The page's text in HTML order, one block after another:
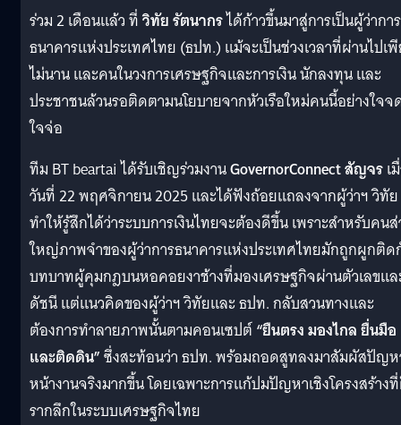
ร่วม 2 เดือนแล้ว ที่วิทัย รัตนากรได้ก้าวขึ้นมาสู่การเป็นผู้ว่าการ
ธนาคารแห่งประเทศไทย (ธปท.) แม้จะเป็นช่วงเวลาที่ผ่านไปเ
ไม่นาน และคนในวงการเศรษฐกิจและการเงิน นักลงทุน และ
ประชาชนล้วนรอติดตามนโยบายจากหัวเรือใหม่คนนี้อย่างใจจ
ใจจ่อ
ทีม BT beartai ได้รับเชิญร่วมงานGovernorConnect สัญจรเ
วันที่ 22 พฤศจิกายน 2025 และได้ฟังถ้อยแถลงจากผู้ว่าฯ วิทัย
ทำให้รู้สึกได้ว่าระบบการเงินไทยจะต้องดีขึ้น เพราะสำหรับคน
ใหญ่ภาพจำของผู้ว่าการธนาคารแห่งประเทศไทยมักถูกผูกติ
บทบาทผู้คุมกฎบนหอคอยงาช้างที่มองเศรษฐกิจผ่านตัวเลขแ
ดัชนี แต่แนวคิดของผู้ว่าฯ วิทัยและ ธปท. กลับสวนทางและ
ต้องการทำลายภาพนั้นตามคอนเซปต์“ยืนตรง มองไกล ยื่นมือ
และติดดิน”ซึ่งสะท้อนว่า ธปท. พร้อมถอดสูทลงมาสัมผัสปัญ
หน้างานจริงมากขึ้น โดยเฉพาะการแก้ปมปัญหาเชิงโครงสร้าง
รากลึกในระบบเศรษฐกิจไทย